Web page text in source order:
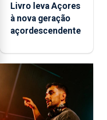
Livro leva Açores
à nova geração
açordescendente